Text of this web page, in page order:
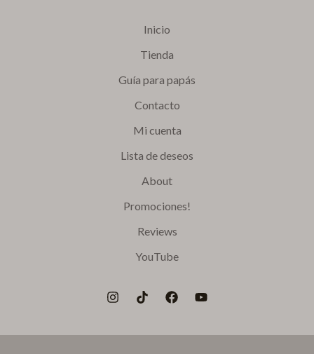
Inicio
Tienda
Guía para papás
Contacto
Mi cuenta
Lista de deseos
About
Promociones!
Reviews
YouTube